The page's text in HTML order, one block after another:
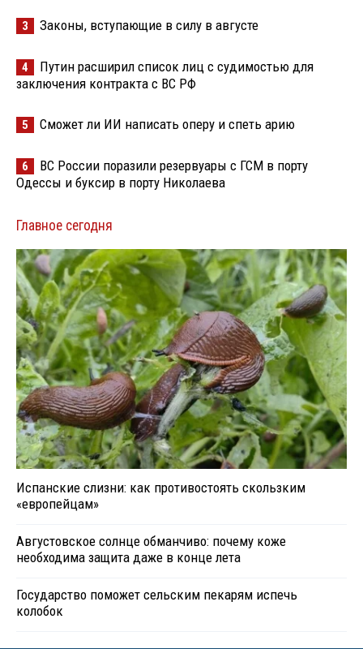
3 Законы, вступающие в силу в августе
4
Путин расширил список лиц с судимостью для
заключения контракта с ВС РФ
5 Сможет ли ИИ написать оперу и спеть арию
6
ВС России поразили резервуары с ГСМ в порту
Одессы и буксир в порту Николаева
Главное сегодня
Испанские слизни: как противостоять скользким
«европейцам»
Августовское солнце обманчиво: почему коже
необходима защита даже в конце лета
Государство поможет сельским пекарям испечь
колобок